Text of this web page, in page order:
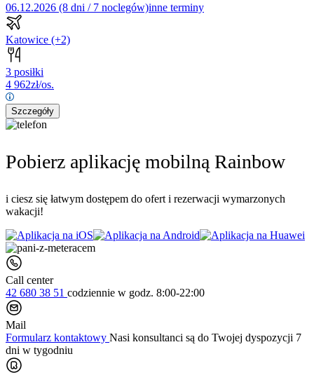
06.12.2026 (8 dni / 7 noclegów)inne terminy
Katowice (+2)
3 posiłki
4 962zł/os.
Szczegóły
Pobierz aplikację mobilną Rainbow
i ciesz się łatwym dostępem do ofert i rezerwacji wymarzonych
wakacji!
Call center
42 680 38 51 codziennie w godz. 8:00-22:00
Mail
Formularz kontaktowy Nasi konsultanci są do Twojej dyspozycji 7
dni w tygodniu